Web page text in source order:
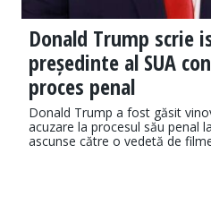
Donald Trump scrie
președinte al SUA
proces penal
Donald Trump a fost găsit
acuzare la procesul său penal
ascunse către o vedetă de